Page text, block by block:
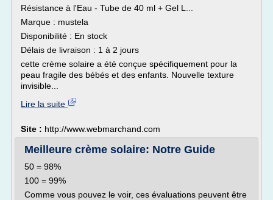
Résistance à l'Eau - Tube de 40 ml + Gel L...
Marque : mustela
Disponibilité : En stock
Délais de livraison : 1 à 2 jours
cette crème solaire a été conçue spécifiquement pour la
peau fragile des bébés et des enfants. Nouvelle texture
invisible...
Lire la suite
Site : http://www.webmarchand.com
Meilleure crème solaire: Notre Guide
50 = 98%
100 = 99%
Comme vous pouvez le voir, ces évaluations peuvent être